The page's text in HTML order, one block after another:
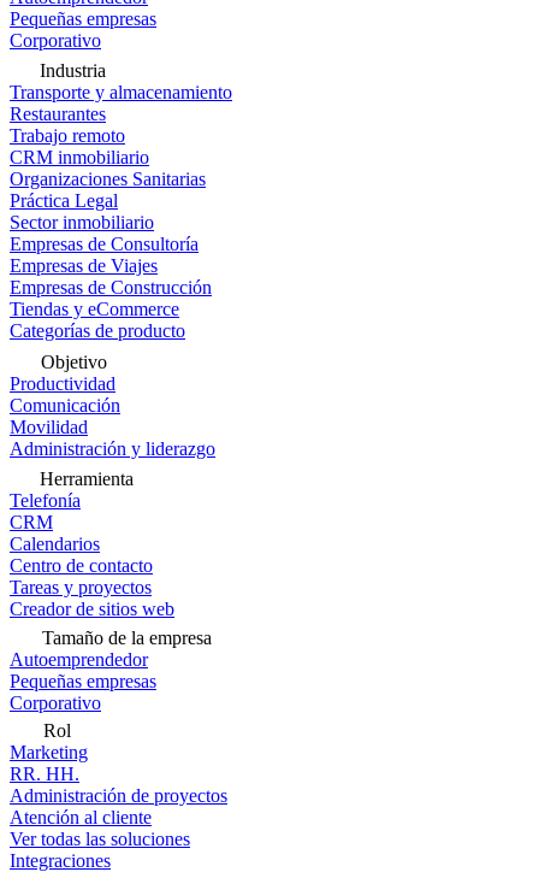
Pequeñas empresas
Corporativo
Industria
Transporte y almacenamiento
Restaurantes
Trabajo remoto
CRM inmobiliario
Organizaciones Sanitarias
Práctica Legal
Sector inmobiliario
Empresas de Consultoría
Empresas de Viajes
Empresas de Construcción
Tiendas y eCommerce
Categorías de producto
Objetivo
Productividad
Comunicación
Movilidad
Administración y liderazgo
Herramienta
Telefonía
CRM
Calendarios
Centro de contacto
Tareas y proyectos
Creador de sitios web
Tamaño de la empresa
Autoemprendedor
Pequeñas empresas
Corporativo
Rol
Marketing
RR. HH.
Administración de proyectos
Atención al cliente
Ver todas las soluciones
Integraciones